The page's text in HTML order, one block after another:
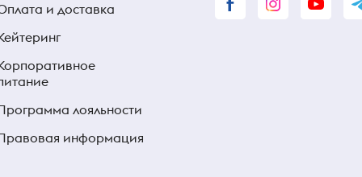
и доставка
лояльности
информация